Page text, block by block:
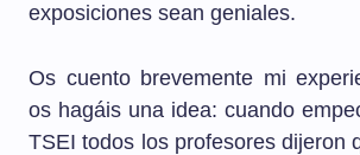
exposiciones sean geniales.
Os cuento brevemente mi
os hagáis una idea: cuando
TSEI todos los profesores dijeron